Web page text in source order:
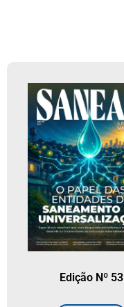
Edição Nº 53